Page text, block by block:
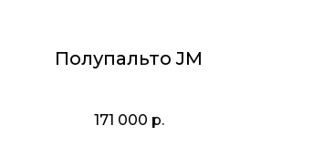
Полупальто JM
171 000 р.